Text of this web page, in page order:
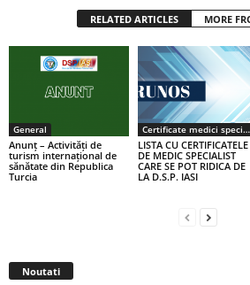
RELATED ARTICLES MORE
General
Anunț – Activități de
turism internațional de
sănătate din Republica
Turcia
Certificate medici specialiști / primari
LISTA CU CERTIFICATELE
DE MEDIC SPECIALIST
CARE SE POT RIDICA DE
LA D.S.P. IASI
Noutati